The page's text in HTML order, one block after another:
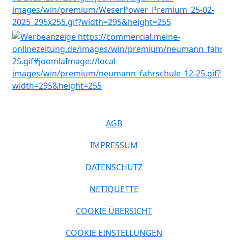
AGB
IMPRESSUM
DATENSCHUTZ
NETIQUETTE
COOKIE ÜBERSICHT
COOKIE EINSTELLUNGEN